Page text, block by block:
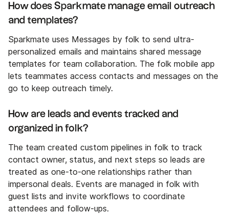
How does Sparkmate manage email outreach
and templates?
Sparkmate uses Messages by folk to send ultra-
personalized emails and maintains shared message
templates for team collaboration. The folk mobile app
lets teammates access contacts and messages on the
go to keep outreach timely.
How are leads and events tracked and
organized in folk?
The team created custom pipelines in folk to track
contact owner, status, and next steps so leads are
treated as one-to-one relationships rather than
impersonal deals. Events are managed in folk with
guest lists and invite workflows to coordinate
attendees and follow-ups.